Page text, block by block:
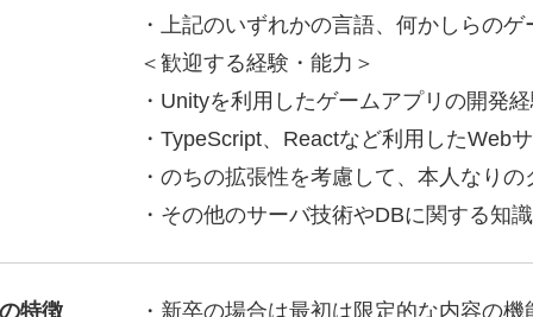
・上記のいずれかの言語、何かしらの
＜歓迎する経験・能力＞
・Unityを利用したゲームアプリの開発
・TypeScript、Reactなど利用したWeb
・のちの拡張性を考慮して、本人なり
・その他のサーバ技術やDBに関する知
特徴 ・新卒の場合は最初は限定的な内容の